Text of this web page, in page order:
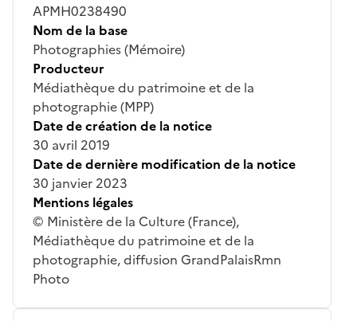
APMH0238490
Nom de la base
Photographies (Mémoire)
Producteur
Médiathèque du patrimoine et de la
photographie (MPP)
Date de création de la notice
30 avril 2019
Date de dernière modification de la notice
30 janvier 2023
Mentions légales
© Ministère de la Culture (France),
Médiathèque du patrimoine et de la
photographie, diffusion GrandPalaisRmn
Photo